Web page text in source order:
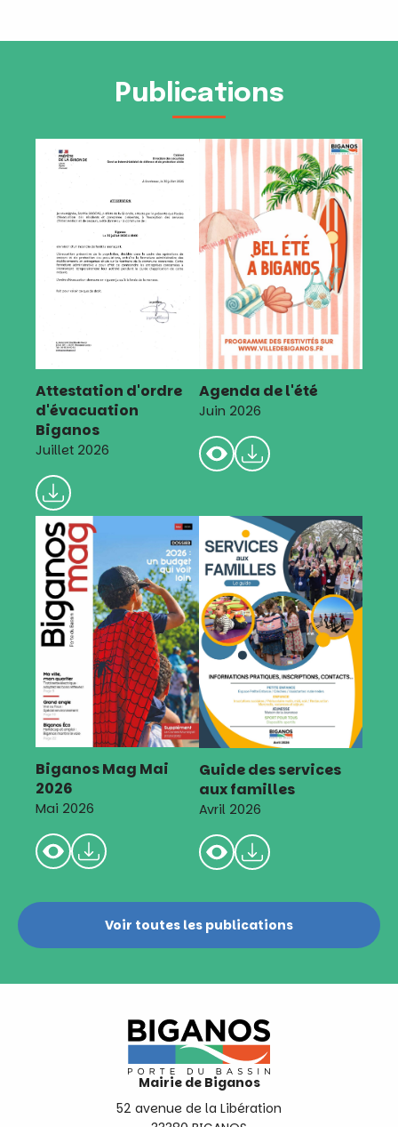
Publications
Attestation d'ordre
d'évacuation
Biganos
Juillet 2026
Agenda de l'été
Juin 2026
Biganos Mag Mai
2026
Mai 2026
Guide des services
aux familles
Avril 2026
Voir toutes les publications
Mairie de Biganos
52 avenue de la Libération